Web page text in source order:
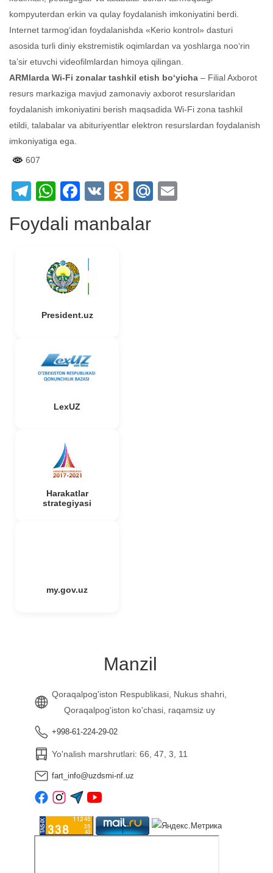
kompyuterdan erkin va qulay foydalanish imkoniyatini berdi.
Internet tarmog‘idan foydalanishda «Kerio kontrol» dasturi
asosida turli diniy ekstremistik oqimlardan va yoshlarga noo‘rin
ta’sir etuvchi videofilmlardan himoya qilingan.
ARMlarda Wi-Fi zonalar tashkil etish bo‘yicha – Filial Axborot
resurs markaziga mavjud zamonaviy axborot resurslaridan
foydalanish imkoniyatini berish maqsadida Wi-Fi zona tashkil
etildi, talabalar va abituriyentlar elektron resurslardan foydalanish
imkoniyatiga ega.
607
Telegram
WhatsApp
Facebook
VK Odnoklassniki
Mail.Ru
Foydali manbalar
President.uz
LexUZ
Harakatlar
strategiyasi
my.gov.uz
Manzil
Qoraqalpog'iston Respublikasi, Nukus shahri,
Qoraqalpog'iston ko'chasi, raqamsiz uy
+998-61-224-29-02
Yo'nalish marshrutlari: 66, 47, 3, 11
fart_info@uzdsmi-nf.uz